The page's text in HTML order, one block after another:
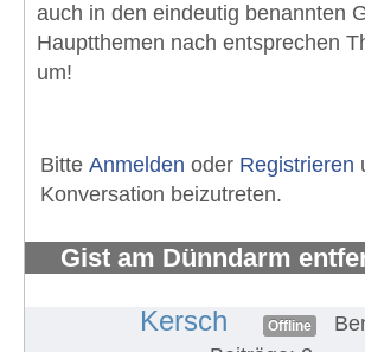
auch in den eindeutig benannten
Hauptthemen nach entsprechen
um!
Bitte Anmelden oder Registrieren
Konversation beizutreten.
Gist am Dünndarm
Kersch Offline